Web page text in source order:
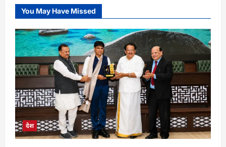
You May Have Missed
देश